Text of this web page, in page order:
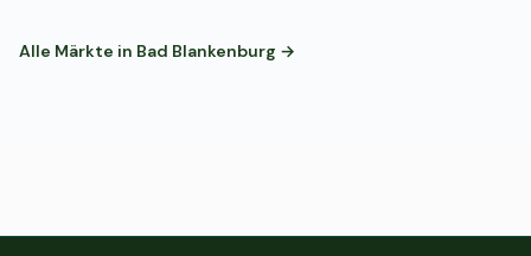
Alle Märkte in Bad Blankenburg →